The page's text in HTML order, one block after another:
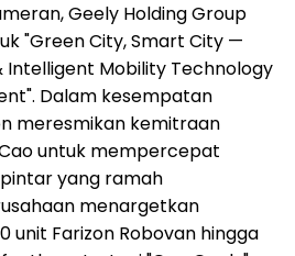
Geely Holding Group
"Green City, Smart City —
Intelligent Mobility Technology
Dalam kesempatan
meresmikan kemitraan
untuk mempercepat
yang ramah
menargetkan
unit Farizon Robovan hingga